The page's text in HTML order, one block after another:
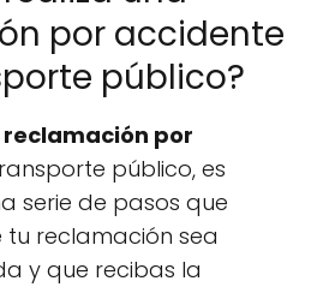
por accidente
público?
reclamación por
público, es
serie de pasos que
reclamación sea
y que recibas la